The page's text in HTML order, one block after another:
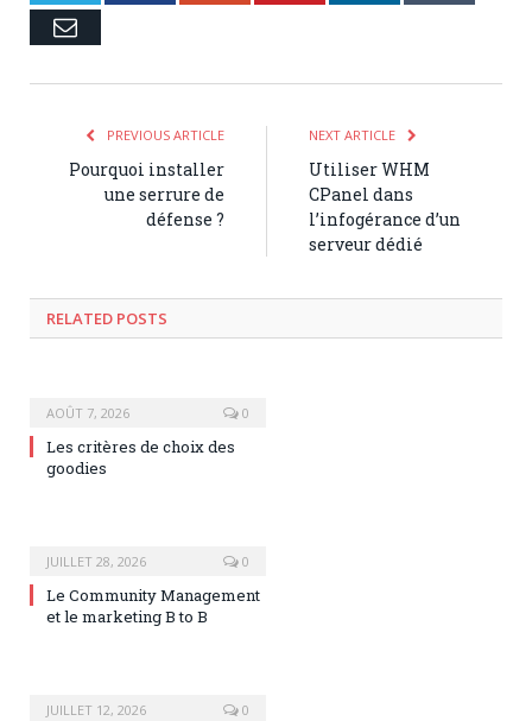
Email
PREVIOUS ARTICLE
Pourquoi installer
une serrure de
défense ?
NEXT ARTICLE
Utiliser WHM
CPanel dans
l’infogérance d’un
serveur dédié
RELATED POSTS
AOÛT 7, 2026 0
Les critères de choix des
goodies
JUILLET 28, 2026 0
Le Community Management
et le marketing B to B
JUILLET 12, 2026 0